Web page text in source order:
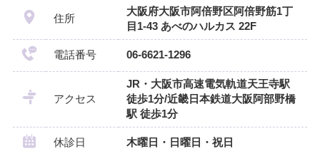
住所
大阪府大阪市阿倍野区阿倍野筋1丁
目1-43 あべのハルカス 22F
電話番号 06-6621-1296
アクセス
JR・大阪市高速電気軌道天王寺駅
徒歩1分/近畿日本鉄道大阪阿部野橋
駅 徒歩1分
休診日 木曜日・日曜日・祝日